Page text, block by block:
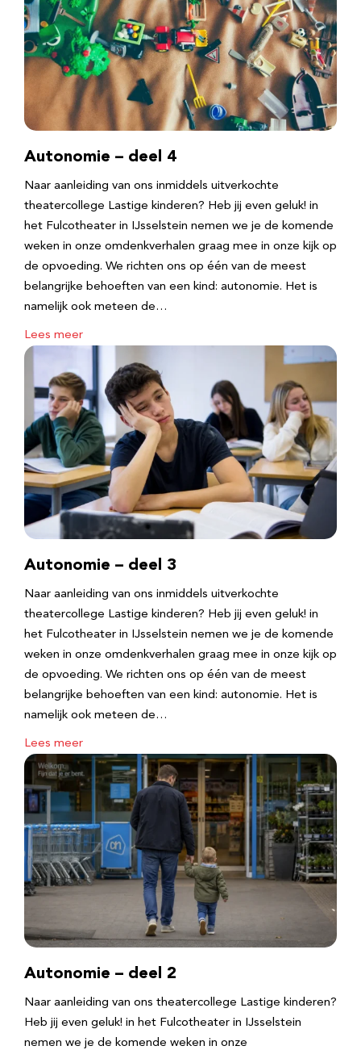
Autonomie – deel 4
Naar aanleiding van ons inmiddels uitverkochte
theatercollege Lastige kinderen? Heb jij even geluk! in
het Fulcotheater in IJsselstein nemen we je de komende
weken in onze omdenkverhalen graag mee in onze kijk op
de opvoeding. We richten ons op één van de meest
belangrijke behoeften van een kind: autonomie. Het is
namelijk ook meteen de…
Lees meer
Autonomie – deel 3
Naar aanleiding van ons inmiddels uitverkochte
theatercollege Lastige kinderen? Heb jij even geluk! in
het Fulcotheater in IJsselstein nemen we je de komende
weken in onze omdenkverhalen graag mee in onze kijk op
de opvoeding. We richten ons op één van de meest
belangrijke behoeften van een kind: autonomie. Het is
namelijk ook meteen de…
Lees meer
Autonomie – deel 2
Naar aanleiding van ons theatercollege Lastige kinderen?
Heb jij even geluk! in het Fulcotheater in IJsselstein
nemen we je de komende weken in onze